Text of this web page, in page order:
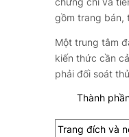
gồm trang bán,
Một trung tâm
kiến thức cần
phải đối soát
Thành
Trang đích và